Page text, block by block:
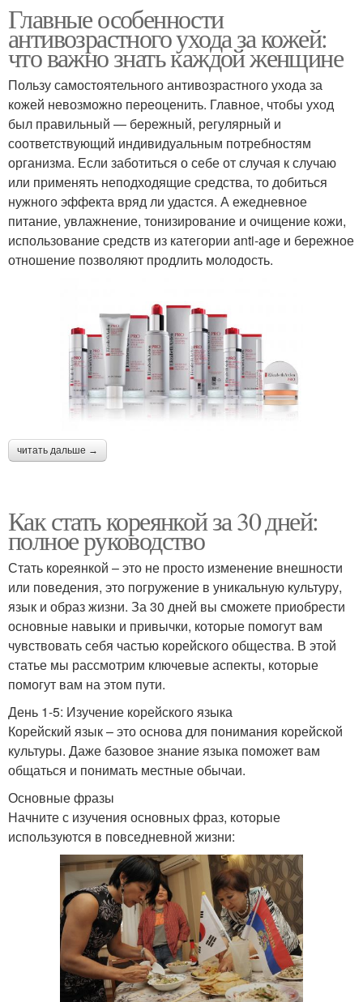
Главные особенности
антивозрастного ухода за кожей:
что важно знать каждой женщине
Пользу самостоятельного антивозрастного ухода за
кожей невозможно переоценить. Главное, чтобы уход
был правильный — бережный, регулярный и
соответствующий индивидуальным потребностям
организма. Если заботиться о себе от случая к случаю
или применять неподходящие средства, то добиться
нужного эффекта вряд ли удастся. А ежедневное
питание, увлажнение, тонизирование и очищение кожи,
использование средств из категории anti-age и бережное
отношение позволяют продлить молодость.
читать дальше →
Как стать кореянкой за 30 дней:
полное руководство
Стать кореянкой – это не просто изменение внешности
или поведения, это погружение в уникальную культуру,
язык и образ жизни. За 30 дней вы сможете приобрести
основные навыки и привычки, которые помогут вам
чувствовать себя частью корейского общества. В этой
статье мы рассмотрим ключевые аспекты, которые
помогут вам на этом пути.
День 1-5: Изучение корейского языка
Корейский язык – это основа для понимания корейской
культуры. Даже базовое знание языка поможет вам
общаться и понимать местные обычаи.
Основные фразы
Начните с изучения основных фраз, которые
используются в повседневной жизни: